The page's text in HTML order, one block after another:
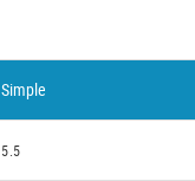
Simple
5.5